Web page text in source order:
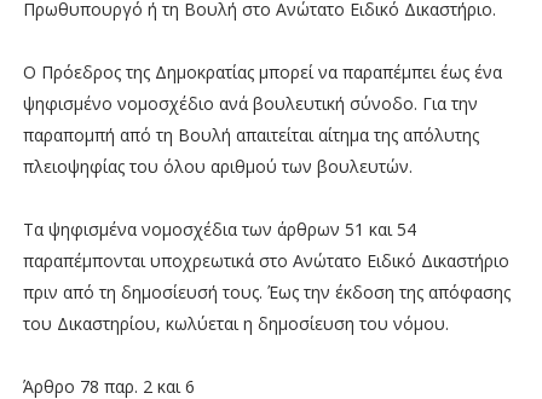
Πρωθυπουργό ή τη Βουλή στο Ανώτατο Ειδικό Δικαστήριο.
Ο Πρόεδρος της Δημοκρατίας μπορεί να παραπέμπει έως ένα
ψηφισμένο νομοσχέδιο ανά βουλευτική σύνοδο. Για την
παραπομπή από τη Βουλή απαιτείται αίτημα της απόλυτης
πλειοψηφίας του όλου αριθμού των βουλευτών.
Τα ψηφισμένα νομοσχέδια των άρθρων 51 και 54
παραπέμπονται υποχρεωτικά στο Ανώτατο Ειδικό Δικαστήριο
πριν από τη δημοσίευσή τους. Έως την έκδοση της απόφασης
του Δικαστηρίου, κωλύεται η δημοσίευση του νόμου.
Άρθρο 78 παρ. 2 και 6